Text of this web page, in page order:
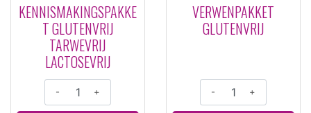
KENNISMAKINGSPAKKE
T GLUTENVRIJ
TARWEVRIJ
LACTOSEVRIJ
- +
VERWENPAKKET
GLUTENVRIJ
- +